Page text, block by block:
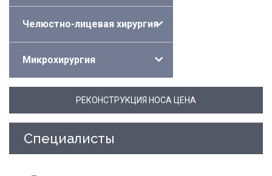
Челюстно-лицевая хирургия
Микрохирургия
РЕКОНСТРУКЦИЯ НОСА ЦЕНА
Специалисты